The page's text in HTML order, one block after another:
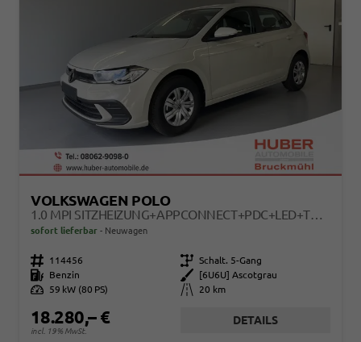
VOLKSWAGEN POLO
1.0 MPI SITZHEIZUNG+APPCONNECT+PDC+LED+TOUCH+LICHTSENSOR+MULTILENKRAD
sofort lieferbar Neuwagen
Fahrzeugnr. 114456 Getriebe Schalt. 5-Gang
Kraftstoff
Benzin Außenfarbe
[6U6U] Ascotgrau
Leistung
59 kW (80 PS) Kilometerstand 20 km
18.280,– €
incl. 19% MwSt.
DETAILS